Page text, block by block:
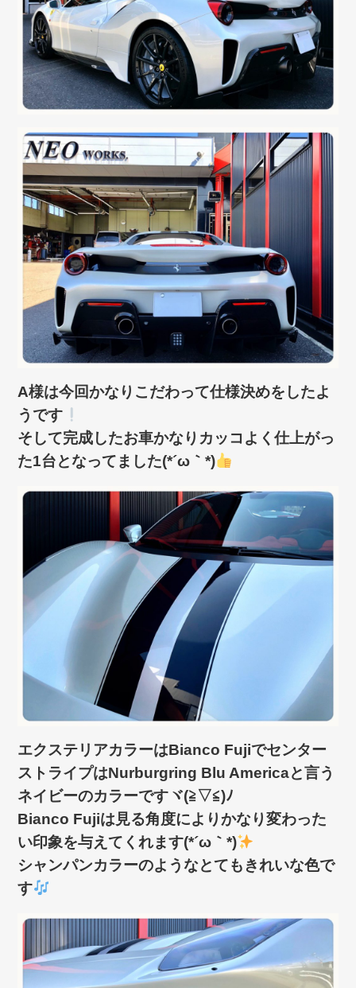
A様は今回かなりこだわって仕様決めをしたよ
うです
そして完成したお車かなりカッコよく仕上がっ
た1台となってました(*´ω｀*)
エクステリアカラーはBianco Fujiでセンター
ストライプはNurburgring Blu Americaと言う
ネイビーのカラーですヾ(≧▽≦)ﾉ
Bianco Fujiは見る角度によりかなり変わった
い印象を与えてくれます(*´ω｀*)
シャンパンカラーのようなとてもきれいな色で
す